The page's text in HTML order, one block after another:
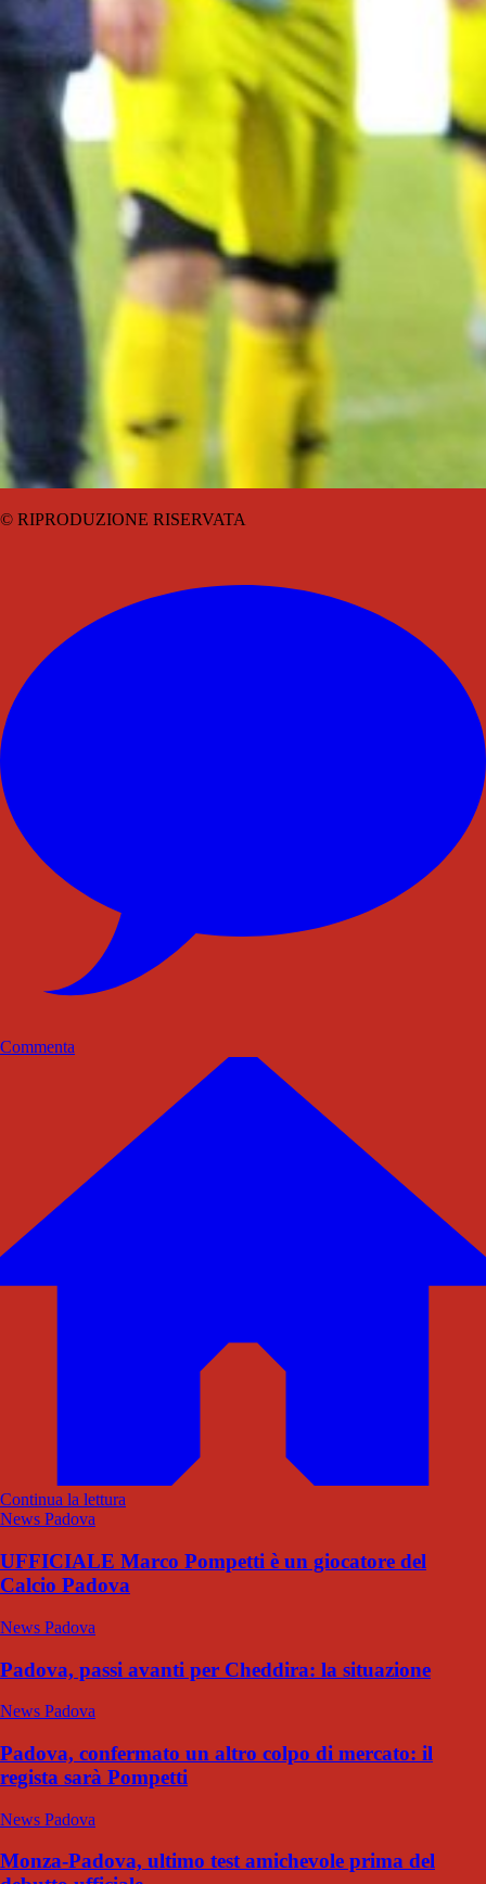
© RIPRODUZIONE RISERVATA
Commenta
Continua la lettura
News Padova
UFFICIALE Marco Pompetti è un giocatore del
Calcio Padova
News Padova
Padova, passi avanti per Cheddira: la situazione
News Padova
Padova, confermato un altro colpo di mercato: il
regista sarà Pompetti
News Padova
Monza-Padova, ultimo test amichevole prima del